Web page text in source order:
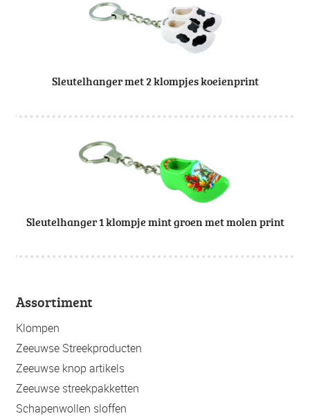
Sleutelhanger met 2 klompjes koeienprint
Sleutelhanger 1 klompje mint groen met molen print
Assortiment
Klompen
Zeeuwse Streekproducten
Zeeuwse knop artikels
Zeeuwse streekpakketten
Schapenwollen sloffen